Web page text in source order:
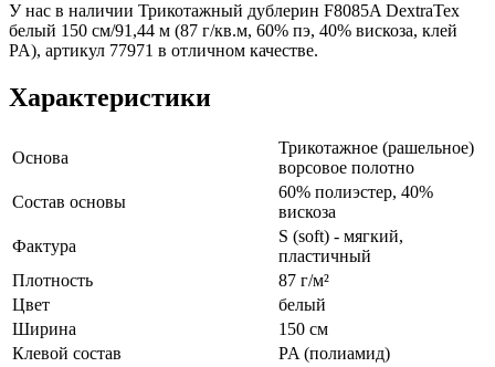
У нас в наличии Трикотажный дублерин F8085A DextraTex
белый 150 см/91,44 м (87 г/кв.м, 60% пэ, 40% вискоза, клей
PA), артикул 77971 в отличном качестве.
Характеристики
Основа
Трикотажное (рашельное)
ворсовое полотно
Состав основы
60% полиэстер, 40%
вискоза
Фактура
S (soft) - мягкий,
пластичный
Плотность
87 г/м²
Цвет
белый
Ширина
150 см
Клевой состав
PA (полиамид)